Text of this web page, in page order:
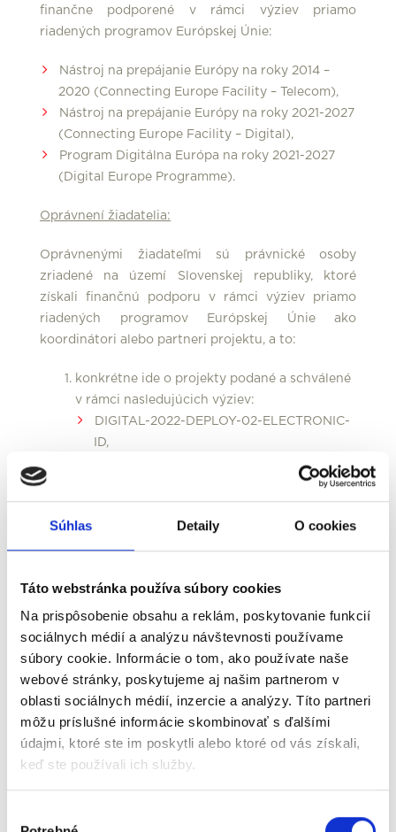
Súhlas Detaily O cookies
Táto webstránka používa súbory cookies
Na prispôsobenie obsahu a reklám, poskytovanie funkcií
sociálnych médií a analýzu návštevnosti používame
súbory cookie. Informácie o tom, ako používate naše
webové stránky, poskytujeme aj našim partnerom v
oblasti sociálnych médií, inzercie a analýzy. Títo partneri
môžu príslušné informácie skombinovať s ďalšími
údajmi, ktoré ste im poskytli alebo ktoré od vás získali,
keď ste používali ich služby.
finančne podporené v rámci výziev priamo
riadených programov Európskej Únie:
Nástroj na prepájanie Európy na roky 2014 –
2020 (Connecting Europe Facility – Telecom),
Nástroj na prepájanie Európy na roky 2021-2027
(Connecting Europe Facility – Digital),
Program Digitálna Európa na roky 2021-2027
(Digital Europe Programme).
Oprávnení žiadatelia:
Oprávnenými žiadateľmi sú právnické osoby
zriadené na území Slovenskej republiky, ktoré
získali finančnú podporu v rámci výziev priamo
riadených programov Európskej Únie ako
koordinátori alebo partneri projektu, a to:
konkrétne ide o projekty podané a schválené
v rámci nasledujúcich výziev:
DIGITAL-2022-DEPLOY-02-ELECTRONIC-
ID,
DIGITAL-ECCC-2022-CYBER-03-SOC,
DIGITAL-ECCC-2022-CYBER-03-NIS-
DIGITAL-EUROHPC-JU-2022-NCC-01-01,
DIGITAL-2022-CYBER-02-NAT-
CEF-TC-2020-2 (European Digital Media
Observatory),
žiadatelia, neuvedení v bode a), ktorí si podali
projekty (a majú uzavretú Grant
Agreement/konzorčnú zmluvu, resp. sú v
procese jej uzavretia) v rámci výziev priamo
riadených programov EÚ.
Oprávnené aktivity:
rámci niektorej z vyššie vymenovaných výziev,